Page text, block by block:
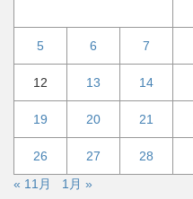
5 6 7
12 13 14
19 20 21
26 27 28
« 11月
1月 »